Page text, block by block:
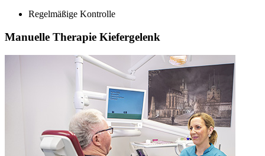
Regelmäßige Kontrolle
Manuelle Therapie Kiefergelenk